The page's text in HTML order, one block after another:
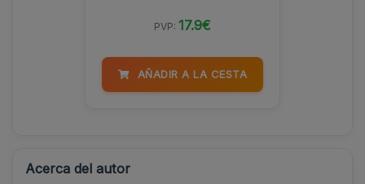
PVP: 17.9€
AÑADIR A LA CESTA
Acerca del autor